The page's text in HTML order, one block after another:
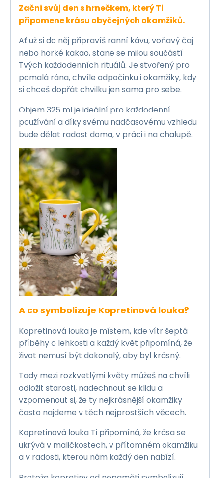
Začni svůj den s hrnečkem, který Ti
připomene krásu obyčejných okamžiků.
Ať už si do něj připravíš ranní kávu, voňavý čaj
nebo horké kakao, stane se milou součástí
Tvých každodenních rituálů. Je stvořený pro
pomalá rána, chvíle odpočinku i okamžiky, kdy
si chceš dopřát chvilku jen sama pro sebe.
Objem 325 ml je ideální pro každodenní
používání a díky svému nadčasovému vzhledu
bude dělat radost doma, v práci i na chalupě.
A co symbolizuje Kopretinová louka?
Kopretinová louka je místem, kde vítr šeptá
příběhy o lehkosti a každý květ připomíná, že
život nemusí být dokonalý, aby byl krásný.
Tady mezi rozkvetlými květy můžeš na chvíli
odložit starosti, nadechnout se klidu a
vzpomenout si, že ty nejkrásnější okamžiky
často najdeme v těch nejprostších věcech.
Kopretinová louka Ti připomíná, že krása se
ukrývá v maličkostech, v přítomném okamžiku
a v radosti, kterou nám každý den nabízí.